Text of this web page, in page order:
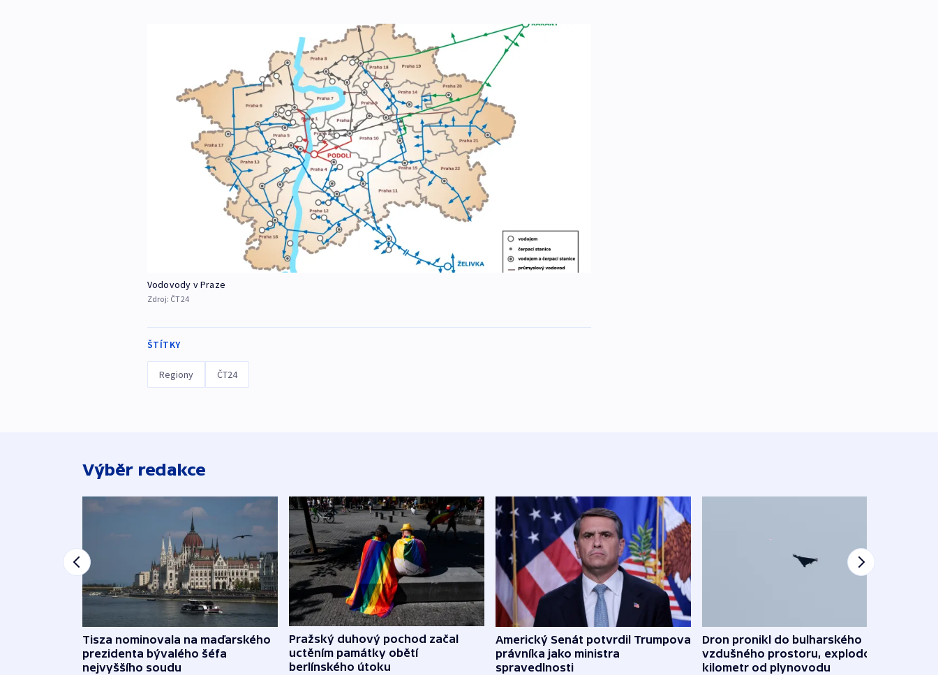
Vodovody v Praze
Zdroj: ČT24
ŠTÍTKY
Regiony ČT24
Výběr redakce
Tisza nominovala na maďarského
prezidenta bývalého šéfa
nejvyššího soudu
Pražský duhový pochod začal
uctěním památky obětí
berlínského útoku
Americký Senát potvrdil Trumpova
právníka jako ministra
spravedlnosti
Dron pronikl do bulharského
vzdušného prostoru, explodoval
kilometr od plynovodu